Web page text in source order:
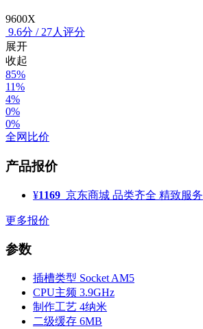
9600X
9.6分 / 27人评分
展开
收起
85%
11%
4%
0%
0%
全网比价
产品报价
¥1169 京东商城 品类齐全 精致服务
更多报价
参数
插槽类型 Socket AM5
CPU主频 3.9GHz
制作工艺 4纳米
二级缓存 6MB